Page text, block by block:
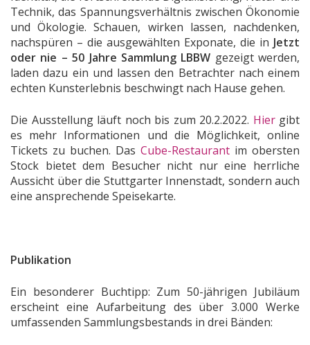
Technik, das Spannungsverhältnis zwischen Ökonomie
und Ökologie. Schauen, wirken lassen, nachdenken,
nachspüren – die ausgewählten Exponate, die in Jetzt
oder nie – 50 Jahre Sammlung LBBW gezeigt werden,
laden dazu ein und lassen den Betrachter nach einem
echten Kunsterlebnis beschwingt nach Hause gehen.
Die Ausstellung läuft noch bis zum 20.2.2022. Hiergibt
es mehr Informationen und die Möglichkeit, online
Tickets zu buchen. Das Cube-Restaurant im obersten
Stock bietet dem Besucher nicht nur eine herrliche
Aussicht über die Stuttgarter Innenstadt, sondern auch
eine ansprechende Speisekarte.
Publikation
Ein besonderer Buchtipp: Zum 50-jährigen Jubiläum
erscheint eine Aufarbeitung des über 3.000 Werke
umfassenden Sammlungsbestands in drei Bänden: